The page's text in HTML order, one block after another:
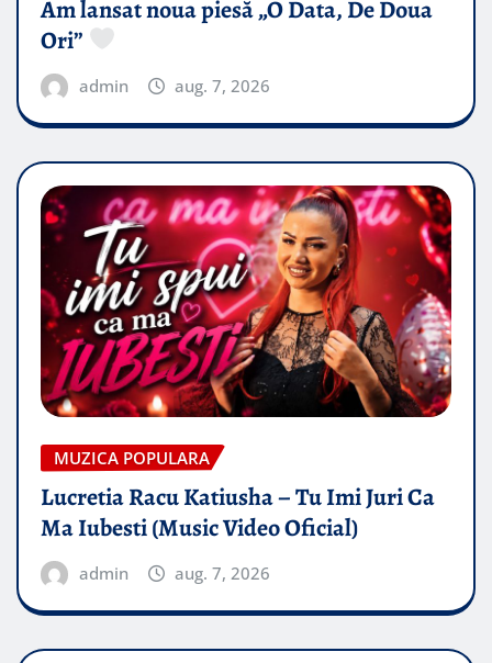
Am lansat noua piesă „O Data, De Doua
Ori”
admin aug. 7, 2026
MUZICA POPULARA
Lucretia Racu Katiusha – Tu Imi Juri Ca
Ma Iubesti (Music Video Oficial)
admin aug. 7, 2026